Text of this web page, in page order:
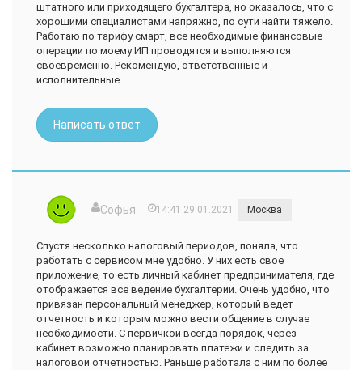
штатного или приходящего бухгалтера, но оказалось, что с
хорошими специалистами напряжно, по сути найти тяжело.
Работаю по тарифу смарт, все необходимые финансовые
операции по моему ИП проводятся и выполняются
своевременно. Рекомендую, ответственные и
исполнительные.
Написать ответ
Софья 14:41 29.01.2021 Москва
Спустя несколько налоговый периодов, поняла, что
работать с сервисом мне удобно. У них есть свое
приложение, то есть личный кабинет предпринимателя, где
отображается все ведение бухгалтерии. Очень удобно, что
привязан персональный менеджер, который ведет
отчетность и которым можно вести общение в случае
необходимости. С первичкой всегда порядок, через
кабинет возможно планировать платежи и следить за
налоговой отчетностью. Раньше работала с ним по более